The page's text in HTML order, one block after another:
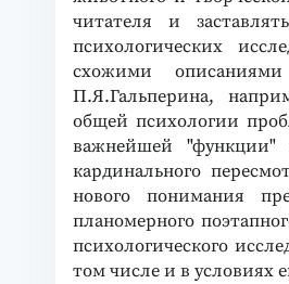
читателя и
психологических
схожими
П.Я.Гальперина,
общей психологии
важнейшей "функции"
кардинального
нового понимания
планомерного
психологического
том числе и в условиях